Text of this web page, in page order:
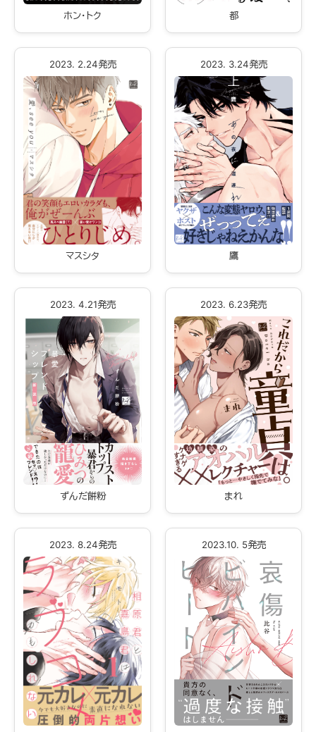
ホン・トク 都
2023. 2.24発売
マスシタ
2023. 3.24発売
鷹
2023. 4.21発売
ずんだ餅粉
2023. 6.23発売
まれ
2023. 8.24発売 2023.10. 5発売